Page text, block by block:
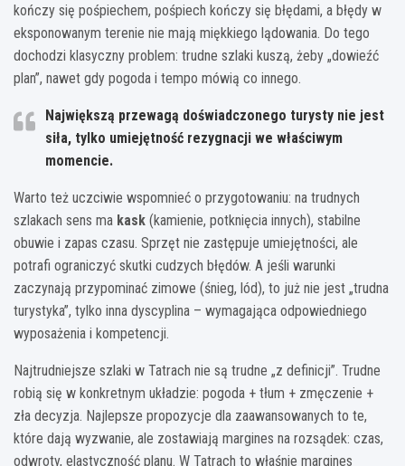
kończy się pośpiechem, pośpiech kończy się błędami, a błędy w
eksponowanym terenie nie mają miękkiego lądowania. Do tego
dochodzi klasyczny problem: trudne szlaki kuszą, żeby „dowieźć
plan”, nawet gdy pogoda i tempo mówią co innego.
Największą przewagą doświadczonego turysty nie jest
siła, tylko umiejętność rezygnacji we właściwym
momencie.
Warto też uczciwie wspomnieć o przygotowaniu: na trudnych
szlakach sens ma kask (kamienie, potknięcia innych), stabilne
obuwie i zapas czasu. Sprzęt nie zastępuje umiejętności, ale
potrafi ograniczyć skutki cudzych błędów. A jeśli warunki
zaczynają przypominać zimowe (śnieg, lód), to już nie jest „trudna
turystyka”, tylko inna dyscyplina – wymagająca odpowiedniego
wyposażenia i kompetencji.
Najtrudniejsze szlaki w Tatrach nie są trudne „z definicji”. Trudne
robią się w konkretnym układzie: pogoda + tłum + zmęczenie +
zła decyzja. Najlepsze propozycje dla zaawansowanych to te,
które dają wyzwanie, ale zostawiają margines na rozsądek: czas,
odwroty, elastyczność planu. W Tatrach to właśnie margines